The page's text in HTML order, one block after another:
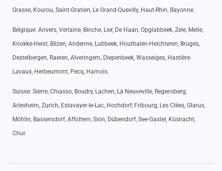
Grasse, Kourou, Saint-Gratien, Le Grand-Quevilly, Haut-Rhin, Bayonne.
Belgique: Anvers, Verlaine, Binche, Lier, De Haan, Opglabbeek, Zele, Melle,
Knokke-Heist, Bilzen, Andenne, Lubbeek, Houthalen-Helchteren, Bruges,
Destelbergen, Raeren, Alveringem, Diepenbeek, Wasseiges, Hastière-
Lavaux, Herbeumont, Pecq, Hamois.
Suisse: Sierre, Chiasso, Boudry, Lachen, La Neuveville, Regensberg,
Arlesheim, Zurich, Estavayer-le-Lac, Hochdorf, Fribourg, Les Clées, Glarus,
Möhlin, Bassersdorf, Affoltern, Sion, Dübendorf, See-Gaster, Küsnacht,
Chur.